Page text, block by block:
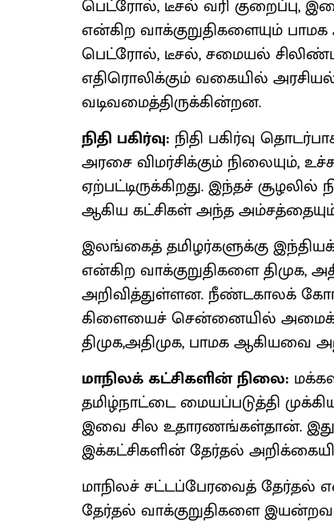
பெட்ரோல், டீசல் வரி குறைப்பு,
என்கிற வாக்குறுதிகளையும்
பெட்ரோல், டீசல், சமையல்
எதிரொலிக்கும் வகையில்
வடிவமைத்திருக்கின்றன.
நிதி பகிர்வு: நிதி பகிர்வு
அரசை விமர்சிக்கும் நிலையும்,
ஏற்பட்டிருக்கிறது. இந்தச் சூழலில்
ஆகிய கட்சிகள் அந்த
இலங்கைத் தமிழர்களுக்கு இந்தியக்
என்கிற வாக்குறுதிகளை திமுக,
அறிவித்துள்ளன. நீண்டகாலக்
கிளையைச் சென்னையில் அமைக்க
திமுக,அதிமுக, பாமக ஆகியவை
மாநிலக் கட்சிகளின் நிலை:
தமிழ்நாட்டை மையப்படுத்தி
இவை சில உதாரணங்கள்தான்.
இக்கட்சிகளின் தேர்தல்
மாநிலச் சட்டப்பேரவைத் தேர்தல்
தேர்தல் வாக்குறுதிகளை